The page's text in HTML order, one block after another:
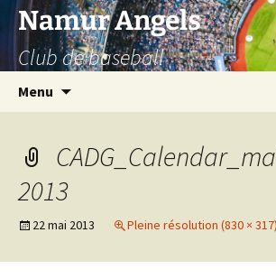
Aller
au
contenu
Namur Angels
Club de baseball
Menu
2013
22 mai 2013 Pleine résolution (830 × 317)